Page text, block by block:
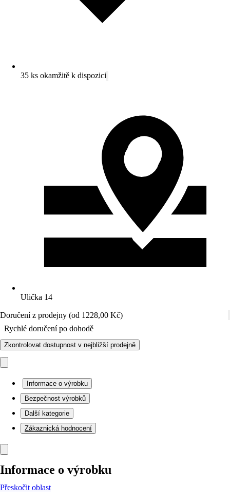
35 ks okamžitě k dispozici
Ulička 14
Doručení z prodejny (od 1228,00 Kč)
Rychlé doručení po dohodě
Zkontrolovat dostupnost v nejbližší prodejně
Informace o výrobku
Bezpečnost výrobků
Další kategorie
Zákaznická hodnocení
Informace o výrobku
Přeskočit oblast